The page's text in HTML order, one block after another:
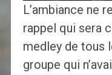
L’ambiance ne
rappel qui sera
medley de tous
groupe qui